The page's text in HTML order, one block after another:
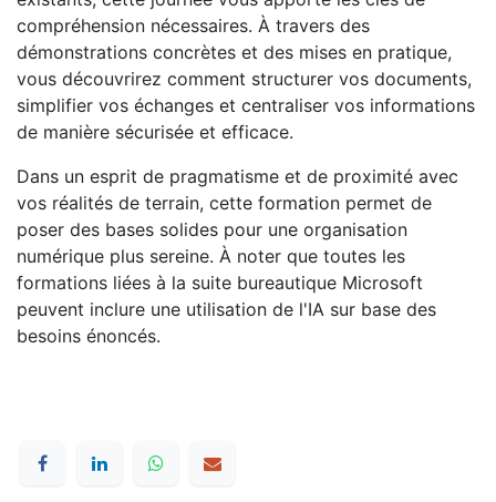
compréhension nécessaires. À travers des
démonstrations concrètes et des mises en pratique,
vous découvrirez comment structurer vos documents,
simplifier vos échanges et centraliser vos informations
de manière sécurisée et efficace.
Dans un esprit de pragmatisme et de proximité avec
vos réalités de terrain, cette formation permet de
poser des bases solides pour une organisation
numérique plus sereine. À noter que toutes les
formations liées à la suite bureautique Microsoft
peuvent inclure une utilisation de l'IA sur base des
besoins énoncés.